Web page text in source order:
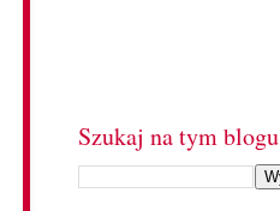
Szukaj na tym blogu